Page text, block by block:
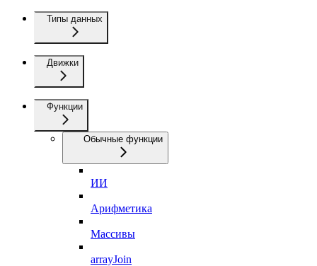
Типы данных
Движки
Функции
Обычные функции
ИИ
Арифметика
Массивы
arrayJoin